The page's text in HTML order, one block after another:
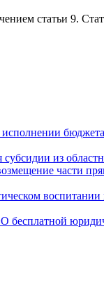
статьи 9.
из
части
бесплатной